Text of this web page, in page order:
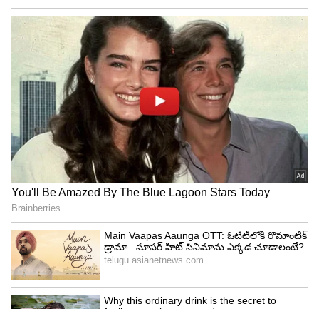
సార్లు అన్‌లాక్ చేయవచ్చు లేదా సాధారణ వినియోగంలో 6
నుంచి 12 నెలల వరకు బ్యాటరీ పనిచేసే అవకాశం
ఉంటుంది. బ్యాటరీ స్థాయి తెలుసుకునేందుకు బ్యాటరీ
ఇండికేటర్ కూడా అందుబాటులో ఉంది.